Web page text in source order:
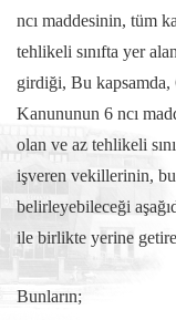
ncı maddesinin, tüm
tehlikeli sınıfta yer
girdiği, Bu kapsamda,
Kanununun 6 ncı
olan ve az tehlikeli
işveren vekillerinin,
belirleyebileceği
ile birlikte yerine
Bunların;